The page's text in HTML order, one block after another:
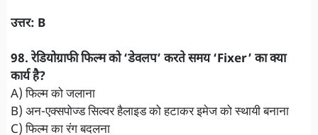
उत्तर: B
98. रेडियोग्राफी फिल्म को ‘डेवलप’ करते समय ‘Fixer’ का क्या
कार्य है?
A) फिल्म को जलाना
B) अन-एक्सपोज्ड सिल्वर हैलाइड को हटाकर इमेज को स्थायी बनाना
C) फिल्म का रंग बदलना